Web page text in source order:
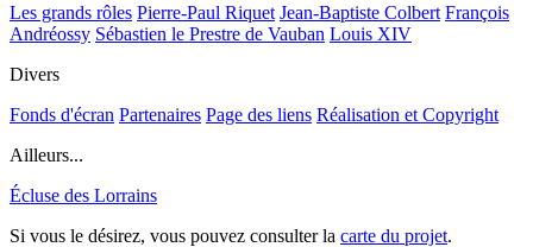
Les grands rôles Pierre-Paul Riquet Jean-Baptiste Colbert François
Andréossy Sébastien le Prestre de Vauban Louis XIV
Divers
Fonds d'écran Partenaires Page des liens Réalisation et Copyright
Ailleurs...
Écluse des Lorrains
Si vous le désirez, vous pouvez consulter la carte du projet.